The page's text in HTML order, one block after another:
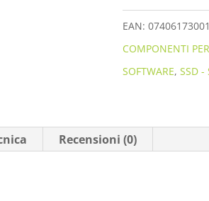
2.5'
SATA3
2.5'
EAN:
COMPONENTI
SOFTWARE,SSD -
Recensioni (0)